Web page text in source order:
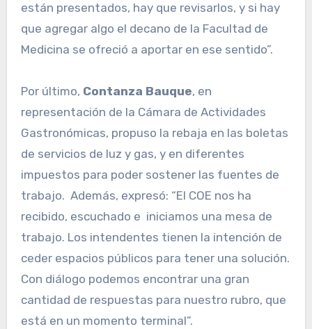
están presentados, hay que revisarlos, y si hay
que agregar algo el decano de la Facultad de
Medicina se ofreció a aportar en ese sentido”.
Por último, Contanza Bauque, en
representación de la Cámara de Actividades
Gastronómicas, propuso la rebaja en las boletas
de servicios de luz y gas, y en diferentes
impuestos para poder sostener las fuentes de
trabajo. Además, expresó: “El COE nos ha
recibido, escuchado e iniciamos una mesa de
trabajo. Los intendentes tienen la intención de
ceder espacios públicos para tener una solución.
Con diálogo podemos encontrar una gran
cantidad de respuestas para nuestro rubro, que
está en un momento terminal”.